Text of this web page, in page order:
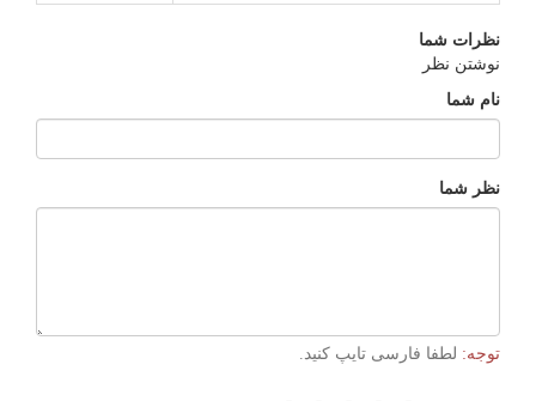
نظرات شما
نوشتن نظر
نام شما
نظر شما
توجه: لطفا فارسی تایپ کنید.